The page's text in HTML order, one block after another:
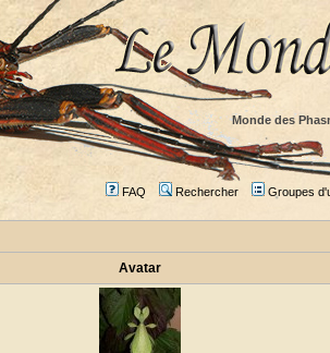
Monde des
FAQ Rechercher Groupes
Avatar